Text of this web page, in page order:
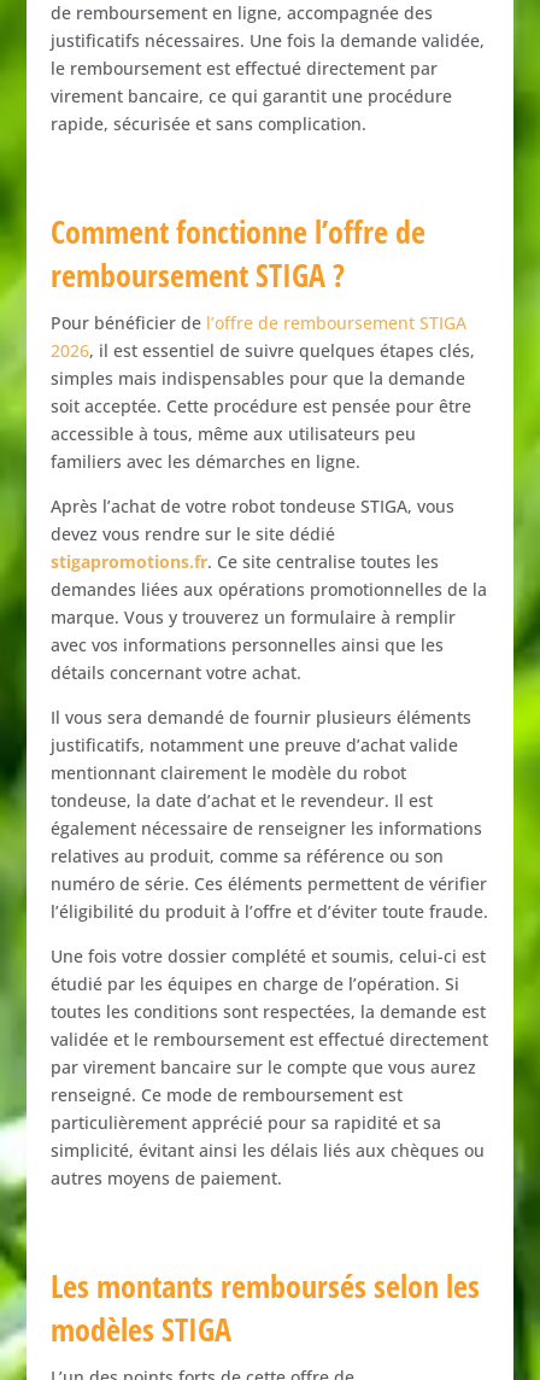
de remboursementen ligne,accompagnéedes
justificatifs nécessaires. Unefois lademandevalidée,
le remboursementesteffectuédirectement par
virement bancaire,cequigarantit une procédure
rapide,sécuriséeetsanscomplication.
Commentfonctionnel’offrede
remboursementSTIGA ?
Pour bénéficierde l’offrede remboursementSTIGA
2026, ilestessentieldesuivrequelquesétapesclés,
simples mais indispensables pourque lademande
soitacceptée. Cette procédureest pensée pourêtre
accessibleàtous, mêmeaux utilisateurs peu
familiersavec lesdémarchesen ligne.
Après l’achatdevotre robottondeuseSTIGA,vous
devezvous rendresur lesitedédié
stigapromotions.fr. Cesitecentralisetoutes les
demandes liéesauxopérations promotionnellesde la
marque.Vousytrouverez unformulaireà remplir
avecvos informations personnellesainsique les
détailsconcernantvotreachat.
Ilvousserademandédefournir plusieurséléments
justificatifs, notamment une preuved’achatvalide
mentionnantclairement le modèledu robot
tondeuse, ladated’achatet le revendeur. Ilest
également nécessairede renseigner les informations
relativesau produit,commesa référenceouson
numérodesérie. Ceséléments permettentdevérifier
l’éligibilitédu produità l’offreetd’évitertoutefraude.
Unefoisvotredossiercomplétéetsoumis,celui-ciest
étudié par leséquipesenchargede l’opération.Si
toutes lesconditionssont respectées, lademandeest
validéeet le remboursementesteffectuédirectement
parvirement bancairesur lecomptequevousaurez
renseigné. Ce modede remboursementest
particulièrementapprécié poursa rapiditéetsa
simplicité,évitantainsi lesdélais liésauxchèquesou
autres moyensde paiement.
Les montants remboursésselon les
modèlesSTIGA